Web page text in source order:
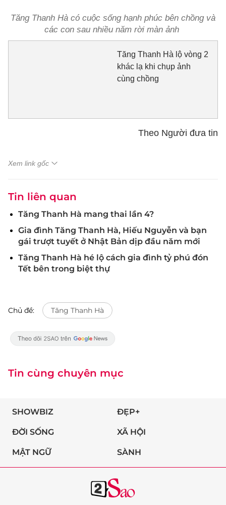
Tăng Thanh Hà có cuộc sống hạnh phúc bên chồng và
các con sau nhiều năm rời màn ảnh
Tăng Thanh Hà lộ vòng 2
khác lạ khi chụp ảnh
cùng chồng
Theo Người đưa tin
Xem link gốc
Tin liên quan
Tăng Thanh Hà mang thai lần 4?
Gia đình Tăng Thanh Hà, Hiếu Nguyễn và bạn
gái trượt tuyết ở Nhật Bản dịp đầu năm mới
Tăng Thanh Hà hé lộ cách gia đình tỷ phú đón
Tết bên trong biệt thự
Chủ đề: ​​​​​​​Tăng Thanh Hà
Tin cùng chuyên mục
SHOWBIZ ĐẸP+
ĐỜI SỐNG XÃ HỘI
MẬT NGỮ SÀNH